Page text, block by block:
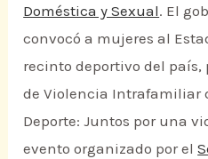
Doméstica y Sexual. El
convocó a mujeres al
recinto deportivo del país,
de Violencia Intrafamiliar
Deporte: Juntos por una
evento organizado por el